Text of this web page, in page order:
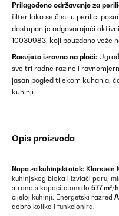
Prilagođeno održavanje za
filter lako se čisti u perilici
dostupan je odgovarajući
10030983, koji pouzdano veže
Rasvjeta izravno na ploči:
sve tri radne razine i
jasan pogled tijekom kuhanja,
kuhinji.
Opis proizvoda
Napa za kuhinjski otok: Klarstein
kuhinjskog bloka i izvlači paru,
strana s kapacitetom do 577 m³/h
cijeloj kuhinji. Energetski razred A
dobro koliko i funkcionira.